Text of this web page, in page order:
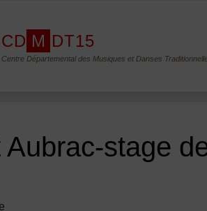
CD M DT15
Centre Départemental des Musiques et Danses
Aubrac-stage